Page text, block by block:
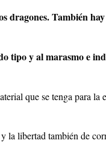
dragones. También
tipo y al marasmo e
que se tenga para la
la libertad también de